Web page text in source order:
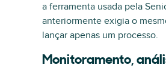
a ferramenta usada pela
anteriormente exigia o
lançar apenas um processo.
Monitoramento,